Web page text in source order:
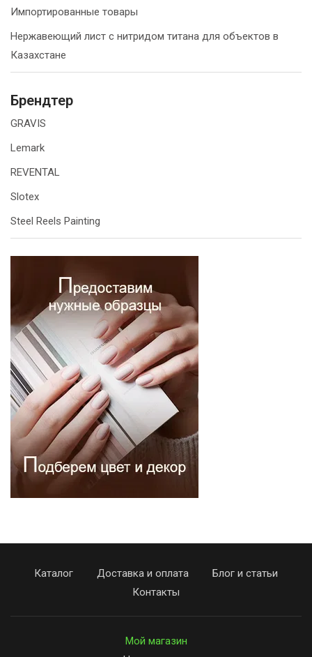
Импортированные товары
Нержавеющий лист с нитридом титана для объектов в
Казахстане
Брендтер
GRAVIS
Lemark
REVENTAL
Slotex
Steel Reels Painting
Каталог Доставка и оплата
Блог и статьи
Контакты
Мой магазин